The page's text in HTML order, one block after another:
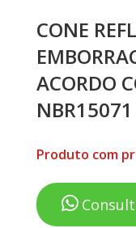
CONE
ACORDO
NBR15071
Produto com